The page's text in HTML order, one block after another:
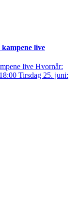
live
live Hvornår:
Tirsdag 25. juni: